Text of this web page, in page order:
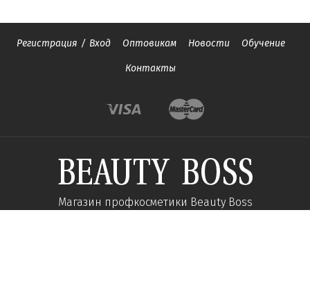
Регистрация / Вход Оптовикам Новости Обучение
Контакты
Магазин профкосметики Beauty Boss